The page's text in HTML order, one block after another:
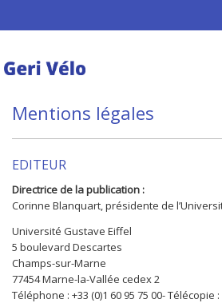
Mentions légales
EDITEUR
Directrice de la publication :
Corinne Blanquart, présidente de
Université Gustave Eiffel
5 boulevard Descartes
Champs-sur-Marne
77454 Marne-la-Vallée cedex 2
Téléphone : +33 (0)1 60 95 75 00- Télécopie :